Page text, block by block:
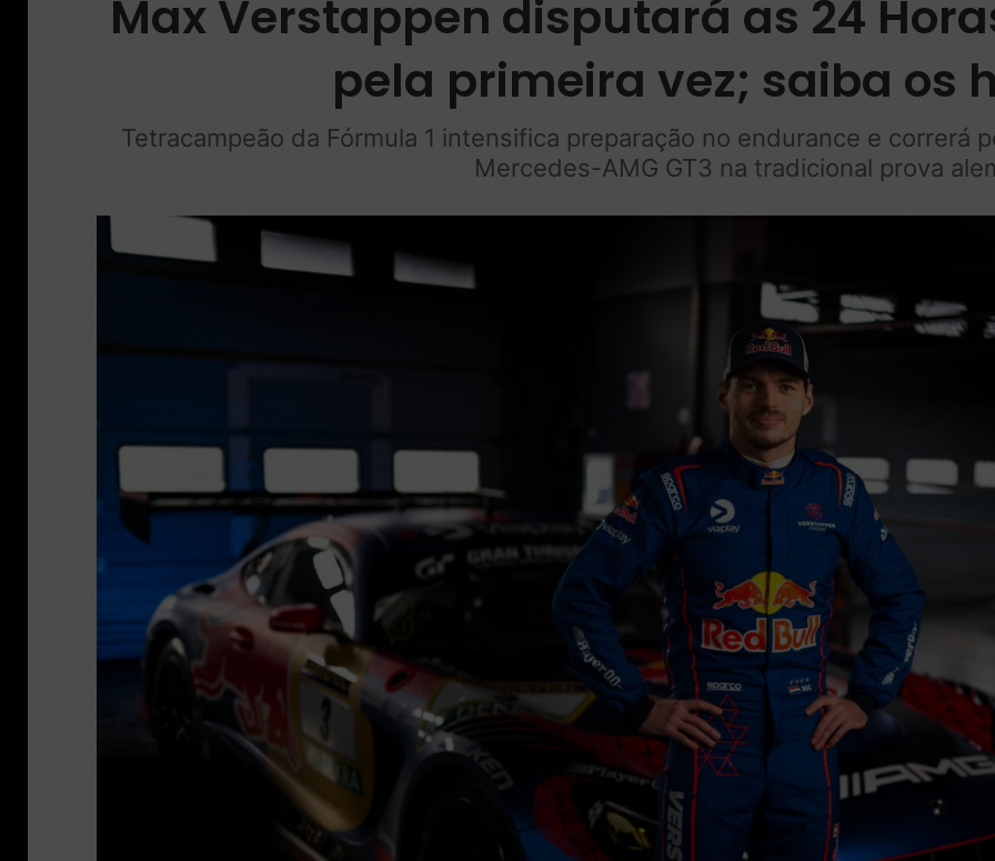
Max Verstappen disputará as 24
pela primeira vez; saiba os
Tetracampeão da Fórmula 1 intensifica preparação no endurance e correrá
Mercedes-AMG GT3 na tradicional prova